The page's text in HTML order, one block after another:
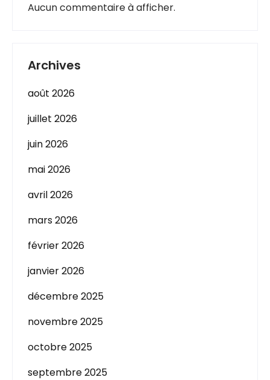
Aucun commentaire à afficher.
Archives
août 2026
juillet 2026
juin 2026
mai 2026
avril 2026
mars 2026
février 2026
janvier 2026
décembre 2025
novembre 2025
octobre 2025
septembre 2025